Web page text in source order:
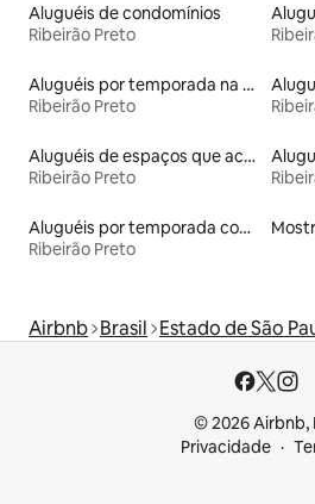
Aluguéis de condomínios
Ribeirão Preto
Aluguéis por temporada na orla
Ribeirão Preto
Aluguéis de espaços que aceitam animais de estimação
Ribeirão Preto
Aluguéis por temporada com sauna
Ribeirão Preto
Airbnb Brasil Estado de São
© 2026 Airbnb,
Privacidade